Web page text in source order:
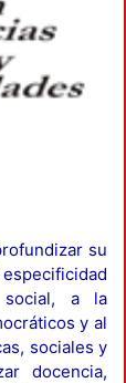
su
social, a la
y al
sociales y
docencia,